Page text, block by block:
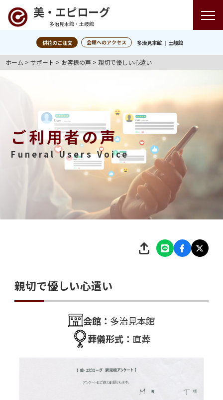
美・エピローグ
多治見本館・土岐館
供花のご注文 会館へのアクセス 多治見本館 土岐館
ホーム >サポート > お客様の声 >親切で優しい心遣い
ご利用者の声
Funeral Users Voice
親切で優しい心遣い
会館： 多治見本館
葬儀形式： 直葬